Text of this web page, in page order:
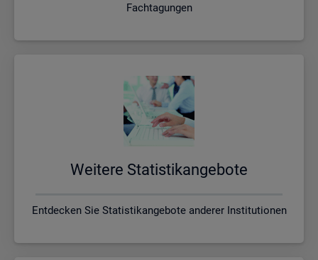
Fachtagungen
Wei­te­re Sta­tis­tik­an­ge­bo­te
Entdecken Sie Statistikangebote anderer Institutionen